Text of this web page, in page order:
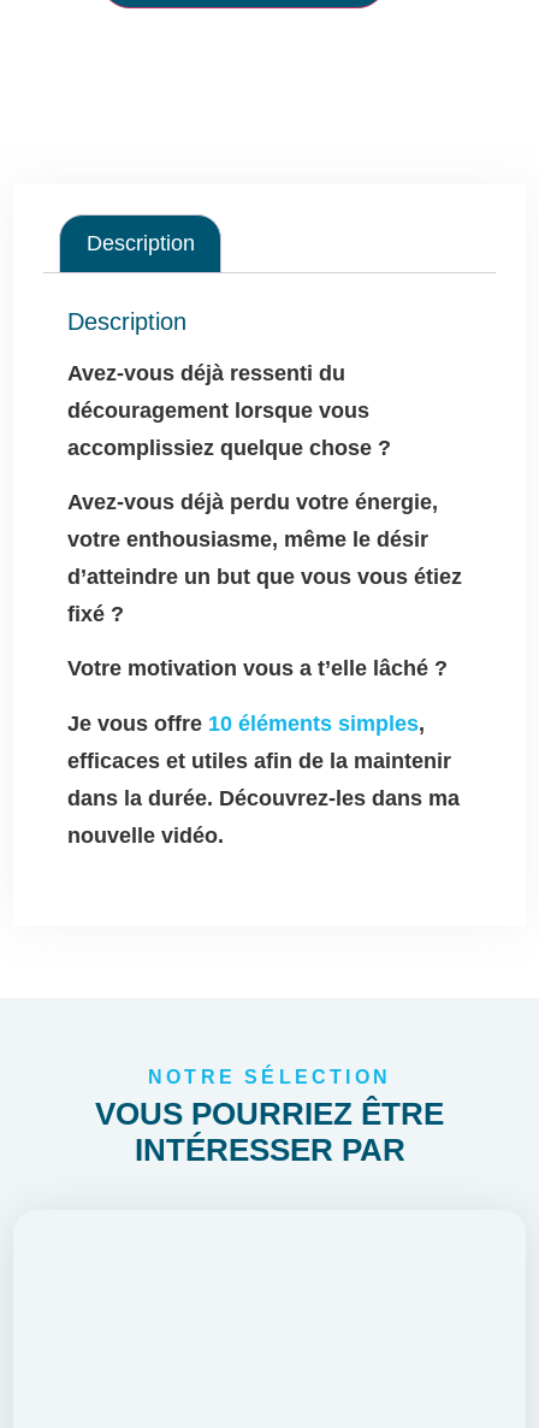
Description
Description
Avez-vous déjà ressenti du
découragement lorsque vous
accomplissiez quelque chose ?
Avez-vous déjà perdu votre énergie,
votre enthousiasme, même le désir
d’atteindre un but que vous vous étiez
fixé ?
Votre motivation vous a t’elle lâché ?
Je vous offre 10 éléments simples,
efficaces et utiles afin de la maintenir
dans la durée. Découvrez-les dans ma
nouvelle vidéo.
NOTRE SÉLECTION
VOUS POURRIEZ ÊTRE
INTÉRESSER PAR